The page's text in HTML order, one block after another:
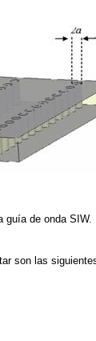
guía de onda SIW.
son las